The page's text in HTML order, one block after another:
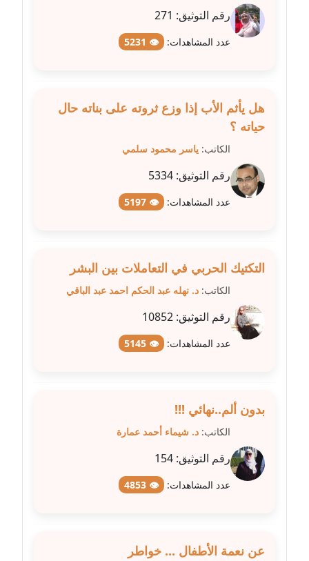
مدونة شرف الدين محمد
عاملة
مدونة شيماء الجمل
مدونة شيماء حسني
عاملة
مدونة شيماء عصام
مدونة شيماء عمارة
مدونة صفا غنيم
عاملة
مدونة صفاء فوزي
عاملة
رقم التوثيق: 271
عدد المشاهدات: 👁 5231
هل يأثم الأب إذا وزع ثروته على بناته حال
حياته ؟
الكاتب: ياسر محمود سلمي
رقم التوثيق: 5334
عدد المشاهدات: 👁 5197
التكتيك الحربي في التعاملات بين البشر
الكاتب: د. نهله عبد الحكم احمد عبد الباقي
رقم التوثيق: 10852
عدد المشاهدات: 👁 5145
بدون ألم..نهائي !!!
الكاتب: د. شيماء أحمد عمارة
رقم التوثيق: 154
عدد المشاهدات: 👁 4853
عن نعمة الأطفال ... خواطر